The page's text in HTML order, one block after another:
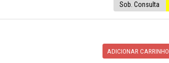
Sob. Consulta
ADICIONAR CARRINHO